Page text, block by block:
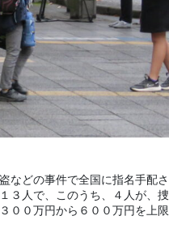
などの事件で全国に指名手配さ
３人で、このうち、４人が、捜
００万円から６００万円を上限